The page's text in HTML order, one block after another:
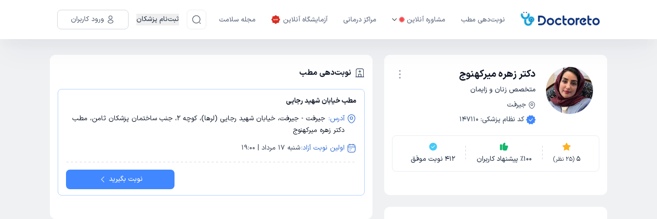
نوبت‌دهی مطب مشاوره آنلاین مراکز درمانی آزمایشگاه آنلاین مجله سلامت ثبت‌نام پزشکان ورود کاربران
دکتر زهره میرکهنوج
متخصص زنان و زایمان
جیرفت
کد نظام پزشکی:
147110
5
(
25 نظر) ٪100 پیشنهاد کاربران 412 نوبت موفق
نوبت‌دهی مطب
مطب خیابان شهید رجایی
آدرس:
جیرفت - جیرفت، خیابان شهید رجایی (لرها)، کوچه 2، جنب ساختمان پزشکان ثامن، مطب
دکتر زهره میرکهنوج
اولین نوبت آزاد:شنبه 17 مرداد | 19:00
نوبت بگیرید